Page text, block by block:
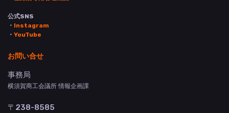
公式SNS
・ Instagram
・ YouTube
お問い合せ
事務局
横須賀商工会議所 情報企画課
〒238-8585